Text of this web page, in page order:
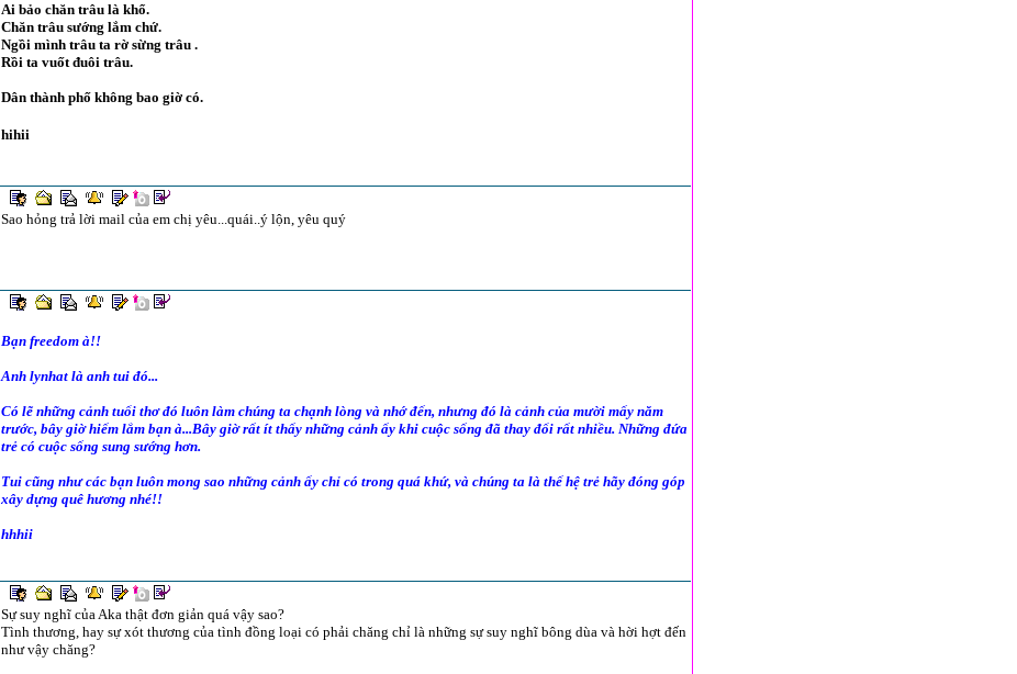
Ai bảo chăn trâu là khổ.
Chăn trâu sướng lắm chứ.
Ngồi mình trâu ta rờ sừng trâu .
Rồi ta vuốt đuôi trâu.
Dân thành phố không bao giờ có.
hihii
Sao hỏng trả lời mail của em chị yêu...quái..ý lộn, yêu quý
Bạn freedom à!!
Anh lynhat là anh tui đó...
Có lẽ những cảnh tuổi thơ đó luôn làm chúng ta chạnh lòng và nhớ đến, nhưng đó là cảnh của mười mấy năm
trước, bây giờ hiếm lắm bạn à...Bây giờ rất ít thấy những cảnh ấy khi cuộc sống đã thay đổi rất nhiều. Những đứa
trẻ có cuộc sống sung sướng hơn.
Tui cũng như các bạn luôn mong sao những cảnh ấy chỉ có trong quá khứ, và chúng ta là thế hệ trẻ hãy đóng góp
xây dựng quê hương nhé!!
hhhii
Sự suy nghĩ của Aka thật đơn giản quá vậy sao?
Tình thương, hay sự xót thương của tình đồng loại có phải chăng chỉ là những sự suy nghĩ bông dùa và hời hợt đến
như vậy chăng?